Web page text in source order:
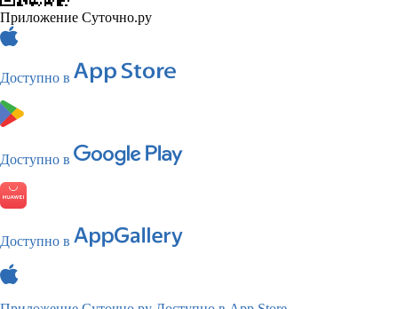
Приложение Суточно.ру
Доступно в
Доступно в
Доступно в